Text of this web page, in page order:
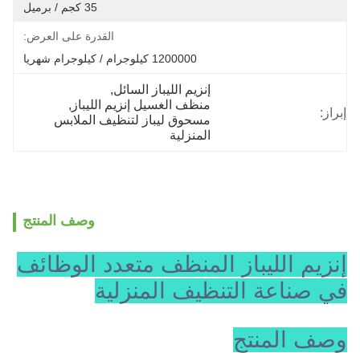
35 كجم / برميل
القدرة على العرض:
1200000 كيلوجرام / كيلوجرام شهريا
إبراز:
إنزيم الليباز السائل,
منظف الغسيل إنزيم الليباز ,
المنزلية
وصف المنتج
إنزيم الليباز المنظف متعدد الوظائف
في صناعة التنظيف المنزلية
وصف المنتج